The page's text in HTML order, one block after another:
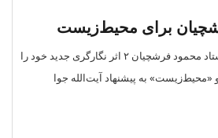
برای محیط‌زیست
فرهنگ > میراث و تمدن - استاد محمود فرشچیان ۲ اثر نگارگری جدید خود را
«محیط‌زیست» به پیشنهاد آیت‌الله جوا